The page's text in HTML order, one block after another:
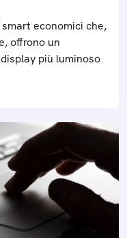
economici che,
offrono un
più luminoso